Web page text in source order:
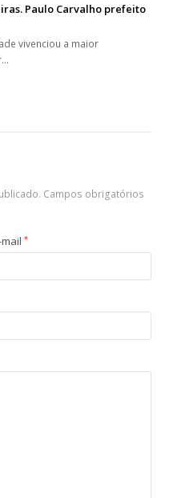
Paulo Carvalho prefeito
vivenciou a maior
Campos obrigatórios
mail*